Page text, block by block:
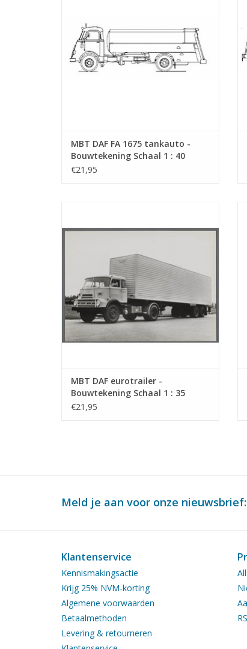
MBT DAF FA 1675 tankauto -
Bouwtekening Schaal 1 : 40
(40.04.005)
€21,95
MBT DAF eurotrailer -
Bouwtekening Schaal 1 : 35
(40.04.009)
€21,95
Meld je aan voor onze nieuwsbrief:
Klantenservice
Kennismakingsactie
Krijg 25% NVM-korting
Algemene voorwaarden
Betaalmethoden
Levering & retourneren